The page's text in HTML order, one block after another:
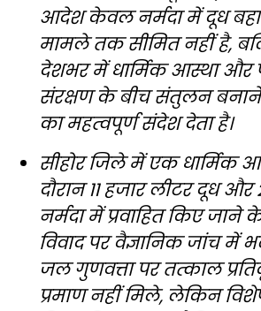
आदेश केवल नर्मदा में दूध
मामले तक सीमित नहीं है,
देशभर में धार्मिक आस्था और
संरक्षण के बीच संतुलन
का महत्वपूर्ण संदेश देता है।
सीहोर जिले में एक धार्मिक
दौरान 11 हजार लीटर दूध और
नर्मदा में प्रवाहित किए जाने
विवाद पर वैज्ञानिक जांच में
जल गुणवत्ता पर तत्काल
प्रमाण नहीं मिले, लेकिन